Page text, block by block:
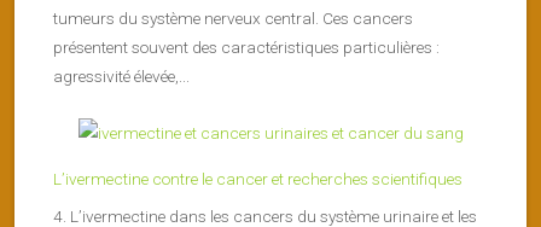
tumeurs du système nerveux central. Ces cancers
présentent souvent des caractéristiques particulières :
agressivité élevée,...
L’ivermectine contre le cancer et recherches scientifiques
4. L’ivermectine dans les cancers du système urinaire et les